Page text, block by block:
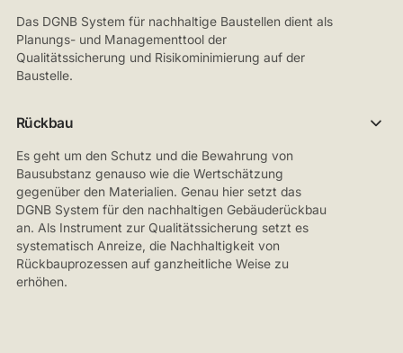
Das DGNB System für nachhaltige Baustellen dient als
Planungs- und Managementtool der
Qualitätssicherung und Risikominimierung auf der
Baustelle.
Rückbau
Es geht um den Schutz und die Bewahrung von
Bausubstanz genauso wie die Wertschätzung
gegenüber den Materialien. Genau hier setzt das
DGNB System für den nachhaltigen Gebäuderückbau
an. Als Instrument zur Qualitätssicherung setzt es
systematisch Anreize, die Nachhaltigkeit von
Rückbauprozessen auf ganzheitliche Weise zu
erhöhen.